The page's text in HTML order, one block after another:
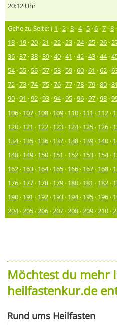
20:12 Uhr
Gehe zu Seite: ( 1 ·2 ·3 ·4· 5 ·6 ·7 ·8 ·
18 · 19 ·20 ·21 ·22 ·23 ·24·25 ·26 ·
36 ·37 ·38 ·39 ·40 ·41 ·42 ·43 ·44·
54· 55 · 56 · 57 · 58 · 59 ·60 ·61 ·62 ·
72 ·73 ·74·75 ·76 ·77 ·78 ·79 ·80 ·81
90 ·91 ·92 ·93 ·94·95 ·96 ·97 ·98 ·
106 · 107 · 108 · 109 · 110 · 111 · 112 ·
120 · 121 · 122 · 123 · 124· 125 · 126 ·
134· 135 · 136 · 137 · 138 · 139 · 140 ·
148 · 149 · 150 · 151 · 152 · 153 · 154·
162 · 163 · 164· 165 · 166 · 167 · 168 ·
176 · 177 · 178 · 179 · 180 · 181 · 182 ·
190 · 191 · 192 · 193 · 194· 195 · 196 ·
204·205 ·206 ·207 ·208 ·209 ·210 ·
Möchtest du mehr
heilfastenkur.de
Rund ums Heilfasten